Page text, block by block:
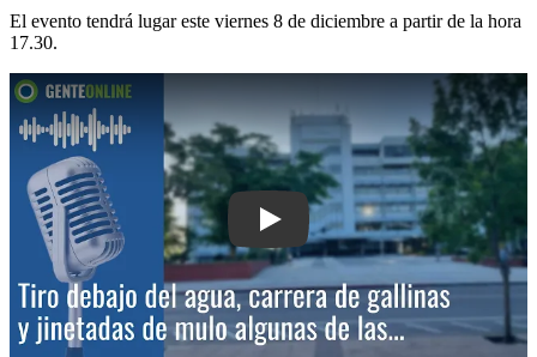
El evento tendrá lugar este viernes 8 de diciembre a partir de la hora
17.30.
Play: Llega la tercera edición del